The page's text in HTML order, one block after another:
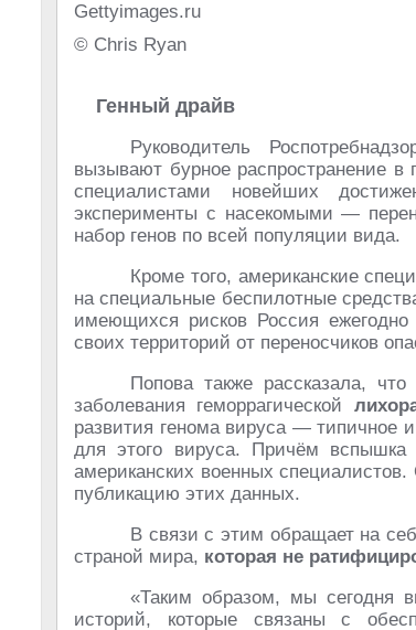
Gettyimages.ru
© Chris Ryan
Генный драйв
Руководитель
вызывают бурное распространение в
специалистами новейших
эксперименты с насекомыми —
набор генов по всей популяции вида.
Кроме того, американские
на специальные беспилотные
имеющихся рисков Россия
своих территорий от переносчиков
Попова также рассказала,
заболевания геморрагической
развития генома вируса — типичное
для этого вируса. Причём вспышка
американских военных
публикацию этих данных.
В связи с этим обращает на
страной мира, которая не
«Таким образом, мы сегодня
историй, которые связаны с